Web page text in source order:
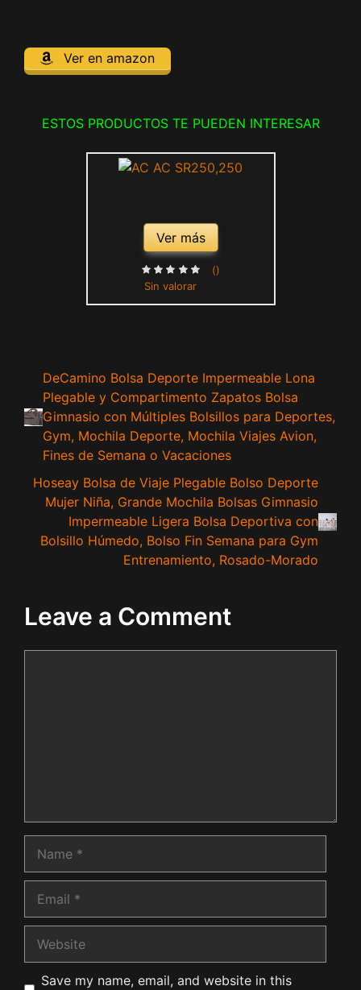
Ver en amazon
ESTOS PRODUCTOS TE PUEDEN INTERESAR
Ver más
Sin valorar
()
DeCamino Bolsa Deporte Impermeable Lona
Plegable y Compartimento Zapatos Bolsa
Gimnasio con Múltiples Bolsillos para Deportes,
Gym, Mochila Deporte, Mochila Viajes Avion,
Fines de Semana o Vacaciones
Hoseay Bolsa de Viaje Plegable Bolso Deporte
Mujer Niña, Grande Mochila Bolsas Gimnasio
Impermeable Ligera Bolsa Deportiva con
Bolsillo Húmedo, Bolso Fin Semana para Gym
Entrenamiento, Rosado-Morado
Leave a Comment
Save my name, email, and website in this